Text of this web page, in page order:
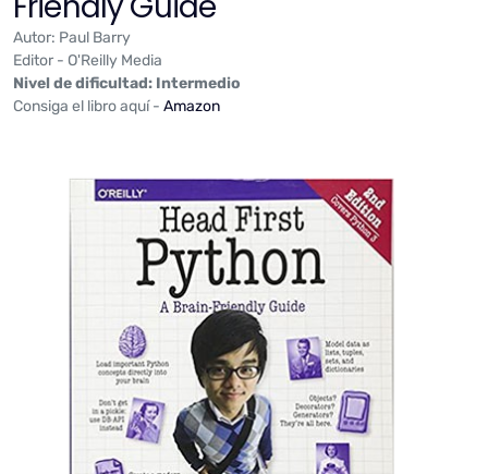
Autor: Paul Barry
Editor - O'Reilly Media
Nivel de dificultad: Intermedio
Consiga el libro aquí - Amazon